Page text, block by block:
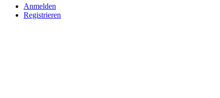
Anmelden
Registrieren